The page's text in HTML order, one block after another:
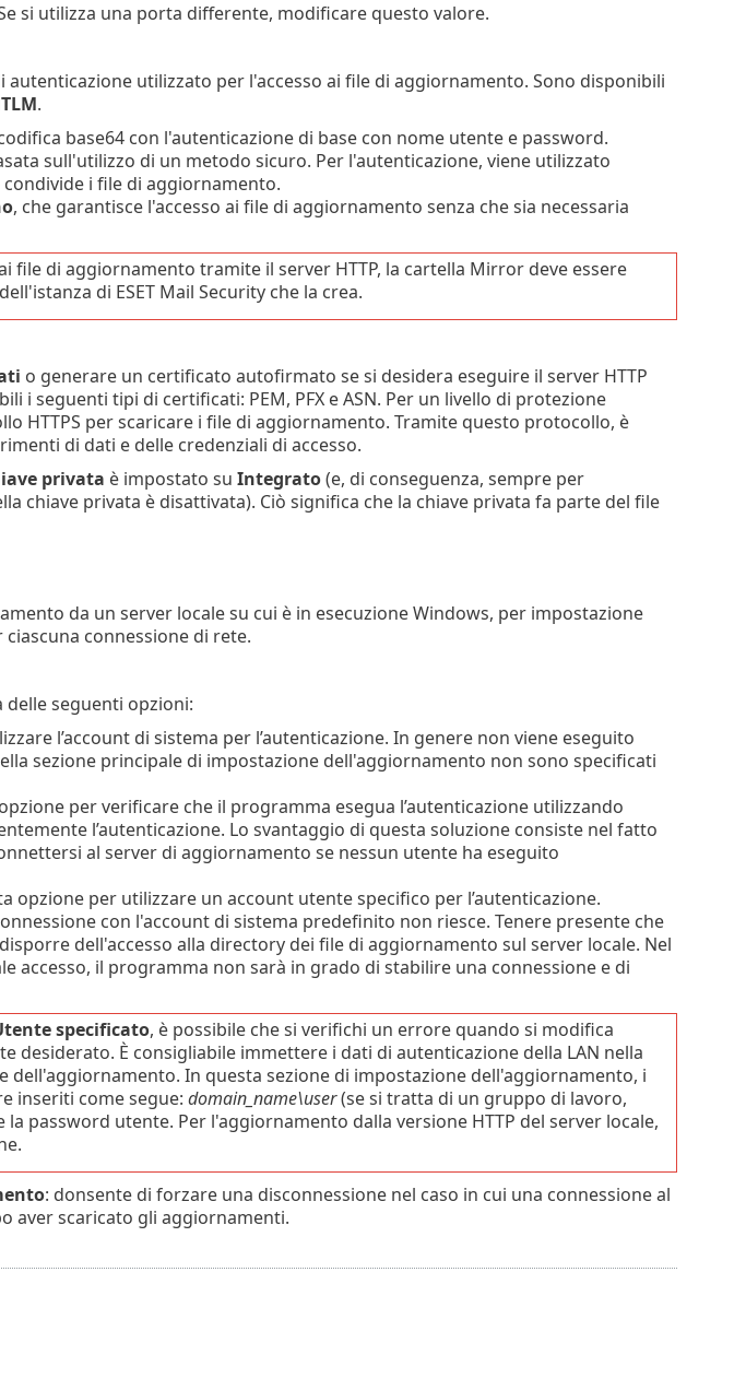
si utilizza una porta differente, modificare questo valore.
autenticazione utilizzato per l'accesso ai file di aggiornamento. Sono disponibili
.
base64 con l'autenticazione di base con nome utente e password.
sull'utilizzo di un metodo sicuro. Per l'autenticazione, viene utilizzato
i file di aggiornamento.
, che garantisce l'accesso ai file di aggiornamento senza che sia necessaria
file di aggiornamento tramite il server HTTP, la cartella Mirror deve essere
di ESET Mail Security che la crea.
o generare un certificato autofirmato se si desidera eseguire il server HTTP
i seguenti tipi di certificati: PEM, PFX e ASN. Per un livello di protezione
HTTPS per scaricare i file di aggiornamento. Tramite questo protocollo, è
di dati e delle credenziali di accesso.
privata è impostato su Integrato(e, di conseguenza, sempre per
chiave privata è disattivata). Ciò significa che la chiave privata fa parte del file
da un server locale su cui è in esecuzione Windows, per impostazione
connessione di rete.
delle seguenti opzioni:
l’account di sistema per l’autenticazione. In genere non viene eseguito
sezione principale di impostazione dell'aggiornamento non sono specificati
per verificare che il programma esegua l’autenticazione utilizzando
l’autenticazione. Lo svantaggio di questa soluzione consiste nel fatto
al server di aggiornamento se nessun utente ha eseguito
opzione per utilizzare un account utente specifico per l’autenticazione.
con l'account di sistema predefinito non riesce. Tenere presente che
dell'accesso alla directory dei file di aggiornamento sul server locale. Nel
accesso, il programma non sarà in grado di stabilire una connessione e di
specificato, è possibile che si verifichi un errore quando si modifica
desiderato. È consigliabile immettere i dati di autenticazione della LAN nella
dell'aggiornamento. In questa sezione di impostazione dell'aggiornamento, i
inseriti come segue: domain_name\user(se si tratta di un gruppo di lavoro,
la password utente. Per l'aggiornamento dalla versione HTTP del server locale,
: donsente di forzare una disconnessione nel caso in cui una connessione al
aver scaricato gli aggiornamenti.